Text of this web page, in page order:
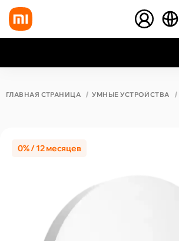
ГЛАВНАЯ СТРАНИЦА УМНЫЕ УСТРОЙСТВА
0% / 12 месяцев